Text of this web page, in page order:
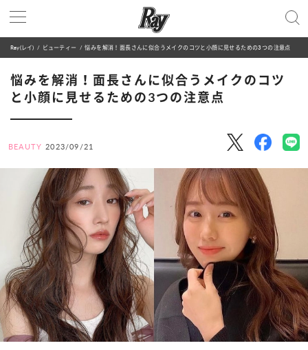
Ray(レイ) ビューティー 悩みを解消！面長さんに似合うメイクのコツと小顔に見せるための3つの注意点
悩みを解消！面長さんに似合うメイクのコツ
と小顔に見せるための3つの注意点
BEAUTY 2023/09/21